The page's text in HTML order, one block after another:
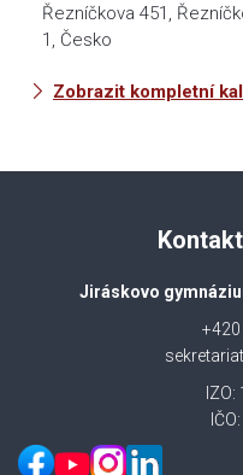
Řezníčkova 451,
1, Česko
Zobrazit kompletní
Jiráskovo